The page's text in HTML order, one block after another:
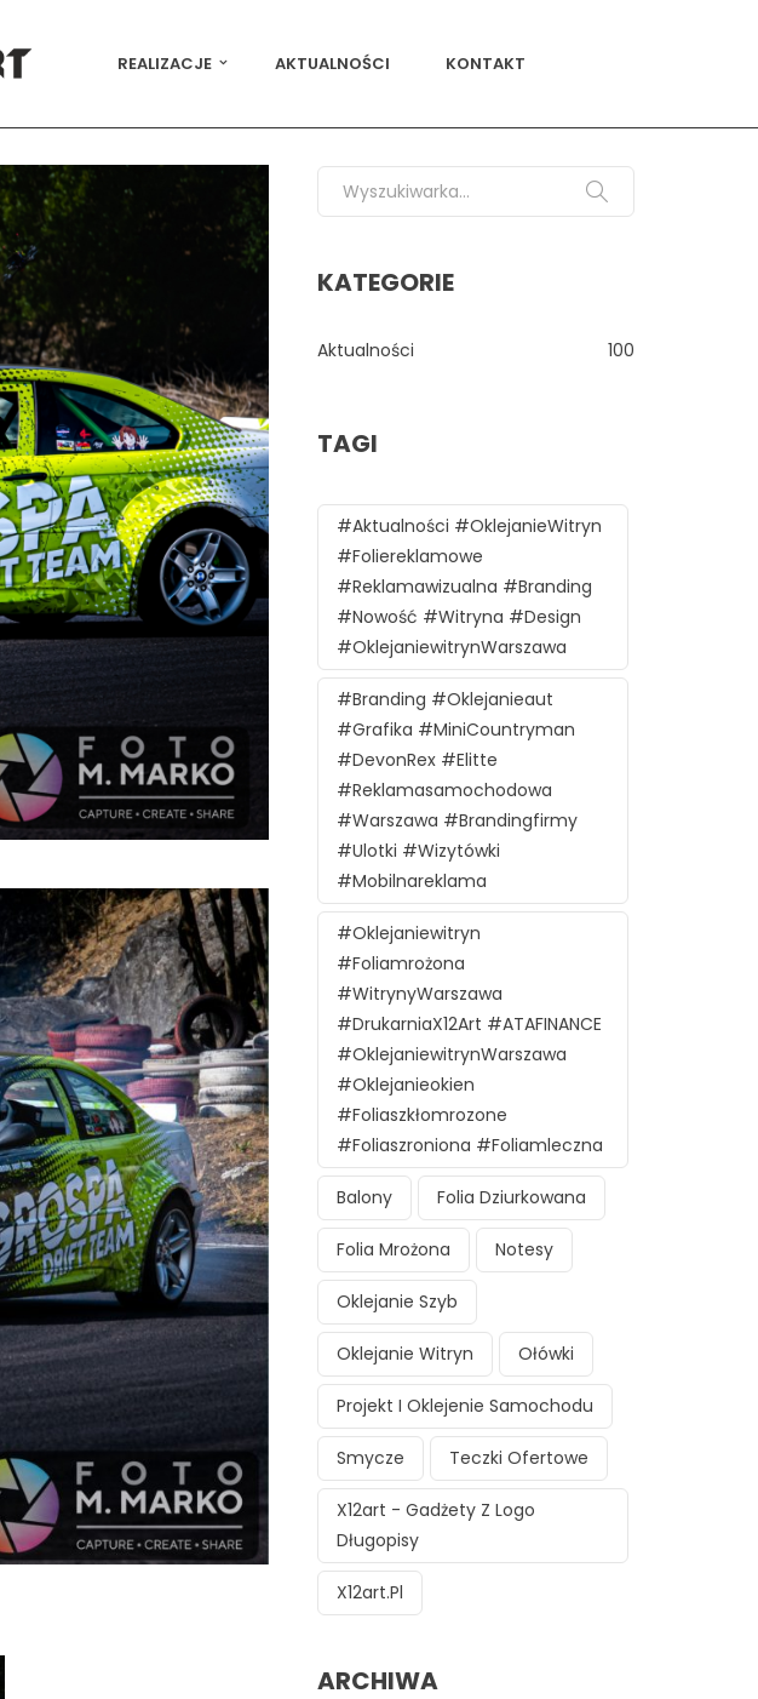
REALIZACJE AKTUALNOŚCI KONTAKT
Search for:
KATEGORIE
Aktualności 100
TAGI
#aktualności #oklejanieWitryn
#foliereklamowe
#reklamawizualna #branding
#nowość #witryna #design
#oklejaniewitrynWarszawa
#branding #oklejanieaut
#grafika #MiniCountryman
#DevonRex #Elitte
#reklamasamochodowa
#Warszawa #brandingfirmy
#ulotki #wizytówki
#mobilnareklama
#oklejaniewitryn
#foliamrożona
#witrynyWarszawa
#DrukarniaX12Art #ATAFINANCE
#oklejaniewitrynWarszawa
#oklejanieokien
#foliaszkłomrozone
#foliaszroniona #foliamleczna
Balony Folia Dziurkowana
Folia Mrożona Notesy
Oklejanie Szyb
Oklejanie Witryn Ołówki
Projekt I Oklejenie Samochodu
Smycze Teczki Ofertowe
X12art - Gadżety Z Logo
Długopisy
X12art.pl
ARCHIWA